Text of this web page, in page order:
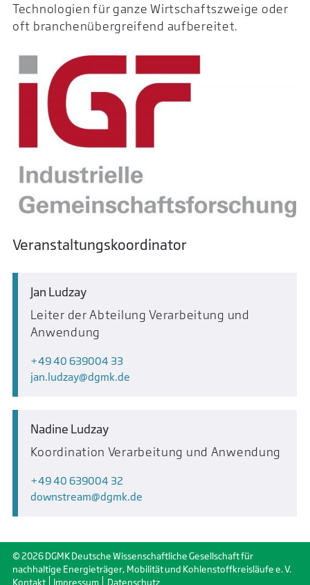
Technologien für ganze Wirtschaftszweige oder
oft branchenübergreifend aufbereitet.
Veranstaltungskoordinator
Jan Ludzay
Leiter der Abteilung Verarbeitung und
Anwendung
+49 40 639004 33
jan.ludzay
dgmk.de
Nadine Ludzay
Koordination Verarbeitung und Anwendung
+49 40 639004 32
downstream
dgmk.de
© 2026 DGMK Deutsche Wissenschaftliche Gesellschaft für
nachhaltige Energieträger, Mobilität und Kohlenstoffkreisläufe e. V.
Kontakt
Impressum Datenschutz